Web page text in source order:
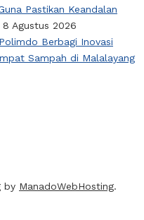
Pastikan Keandalan
8 Agustus 2026
Berbagi Inovasi
Sampah di Malalayang
by ManadoWebHosting.